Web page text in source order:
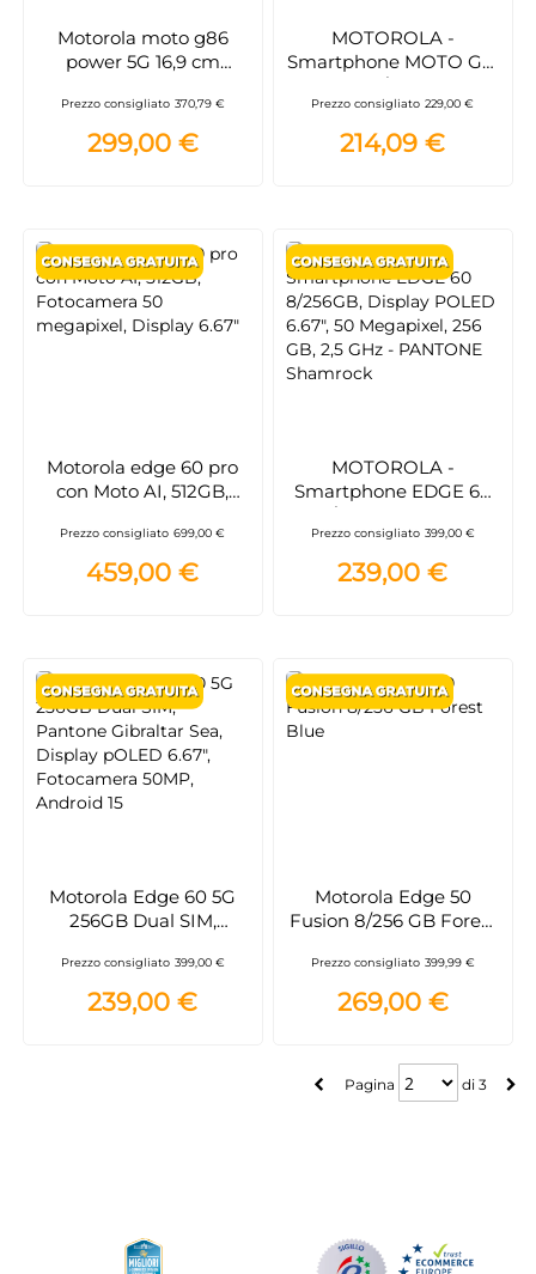
Motorola moto g86
power 5G 16,9 cm
Android 15 USB tipo-C 8
GB 512 GB 6720 mAh
Lillà
Prezzo consigliato 370,79 €
299,00 €
MOTOROLA -
Smartphone MOTO G15
POWER 8/512 - Iguana
Green
Prezzo consigliato 229,00 €
214,09 €
Motorola edge 60 pro
con Moto AI, 512GB,
megapixel, Display
6.67"
Prezzo consigliato 699,00 €
459,00 €
MOTOROLA -
Smartphone EDGE 60
8/256GB, Display
POLED 6.67", 50
Megapixel, 256 GB, 2,5
GHz - PANTONE
Prezzo consigliato 399,00 €
239,00 €
Motorola Edge 60 5G
256GB Dual SIM,
Display pOLED 6.67",
Fotocamera 50MP,
Android 15
Prezzo consigliato 399,00 €
239,00 €
Motorola Edge 50
Fusion 8/256 GB Forest
Prezzo consigliato 399,99 €
269,00 €
PaginaPagina di 3